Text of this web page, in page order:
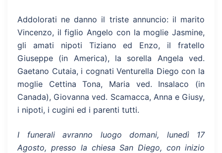
Addolorati ne danno il triste annuncio: il marito
Vincenzo, il figlio Angelo con la moglie Jasmine,
gli amati nipoti Tiziano ed Enzo, il fratello
Giuseppe (in America), la sorella Angela ved.
Gaetano Cutaia, i cognati Venturella Diego con la
moglie Cettina Tona, Maria ved. Insalaco (in
Canada), Giovanna ved. Scamacca, Anna e Giusy,
i nipoti, i cugini ed i parenti tutti.
I funerali avranno luogo domani, lunedì 17
Agosto, presso la chiesa San Diego, con inizio